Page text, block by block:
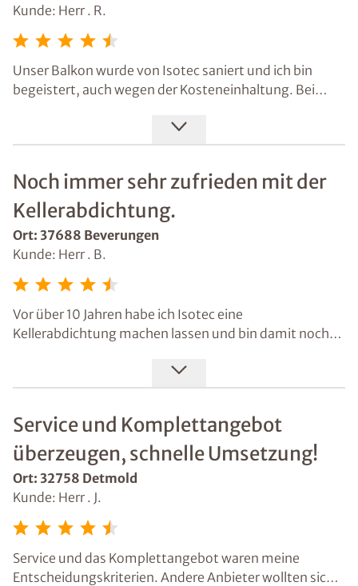
Kunde: Herr . R.
Unser Balkon wurde von Isotec saniert und ich bin
begeistert, auch wegen der Kosteneinhaltung. Bei
erklärt, was er warum macht und welche Wirkung es
hat. Endlich mal jemand, der kein Fachchinesisch
Noch immer sehr zufrieden mit der
Kellerabdichtung.
Ort: 37688 Beverungen
Kunde: Herr . B.
Vor über 10 Jahren habe ich Isotec eine
Kellerabdichtung machen lassen und bin damit noch
Kabeldurchführungen abdichten lassen und auch das
hat wieder bestens geklappt. Den Schacht werde ich
Service und Komplettangebot
überzeugen, schnelle Umsetzung!
Ort: 32758 Detmold
Kunde: Herr . J.
Service und das Komplettangebot waren meine
Entscheidungskriterien. Andere Anbieter wollten sich